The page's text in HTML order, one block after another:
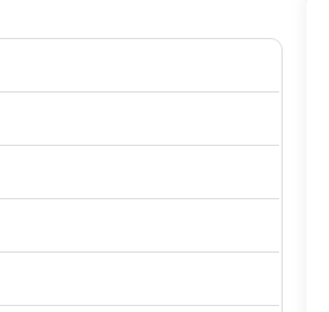
cạo râu mỗi ngày là điều cần
râu dễ dàng hơn, nhanh chóng